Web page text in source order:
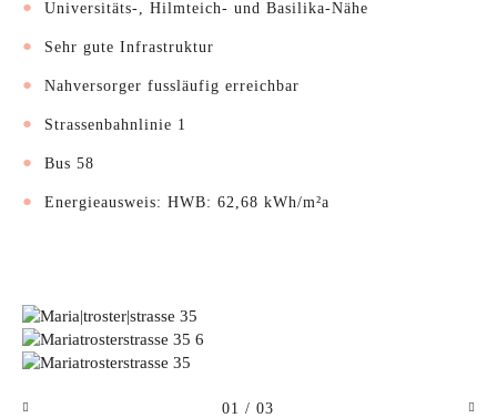
Universitäts-, Hilmteich- und Basilika-Nähe
Sehr gute Infrastruktur
Nahversorger fussläufig erreichbar
Strassenbahnlinie 1
Bus 58
Energieausweis: HWB: 62,68 kWh/m²a
01 / 03